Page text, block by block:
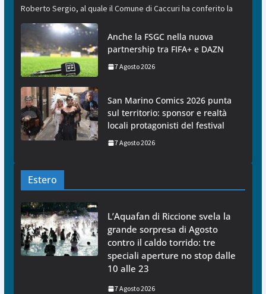
Roberto Sergio, al quale il Comune di Caccuri ha conferito la
Anche la FSGC nella nuova
partnership tra FIFA+ e DAZN
7 Agosto 2026
San Marino Comics 2026 punta
sul territorio: sponsor e realtà
locali protagonisti del festival
7 Agosto 2026
Estero
L’Aquafan di Riccione svela la
grande sorpresa di Agosto
contro il caldo torrido: tre
speciali aperture no stop dalle
10 alle 23
7 Agosto 2026